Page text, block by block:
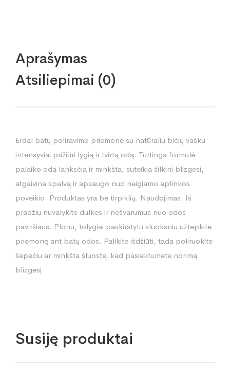
Aprašymas
Atsiliepimai (0)
Erdal batų poliravimo priemonė su natūraliu bičių vašku
intensyviai prižiūri lygią ir tvirtą odą. Turtinga formulė
palaiko odą lanksčią ir minkštą, suteikia šilkinį blizgesį,
atgaivina spalvą ir apsaugo nuo neigiamo aplinkos
poveikio. Produktas yra be tirpiklių. Naudojimas: Iš
pradžių nuvalykite dulkes ir nešvarumus nuo odos
paviršiaus. Plonu, tolygiai paskirstytu sluoksniu užtepkite
priemonę ant batų odos. Palikite išdžiūti, tada poliruokite
šepečiu ar minkšta šluoste, kad pasiektumėte norimą
blizgesį.
Susiję produktai